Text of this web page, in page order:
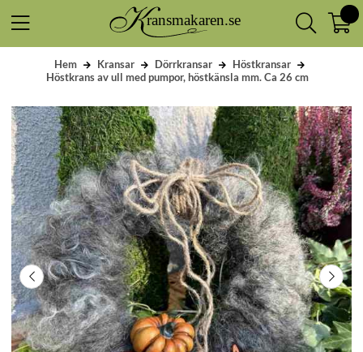
Hem Kransar Dörrkransar
Höstkransar
Höstkrans av ull med pumpor, höstkänsla mm. Ca 26 cm